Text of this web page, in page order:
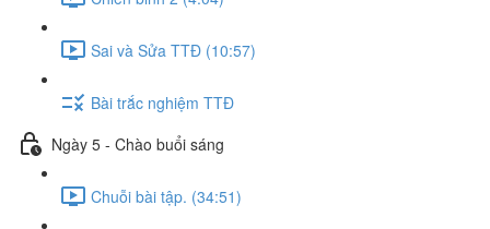
Sai và Sửa TTĐ (10:57)
Bài trắc nghiệm TTĐ
Ngày 5 - Chào buổi sáng
Chuỗi bài tập. (34:51)